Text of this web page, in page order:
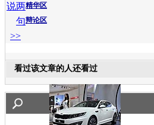
精华区
辩论区
说两
句
>>
看过该文章的人还看过